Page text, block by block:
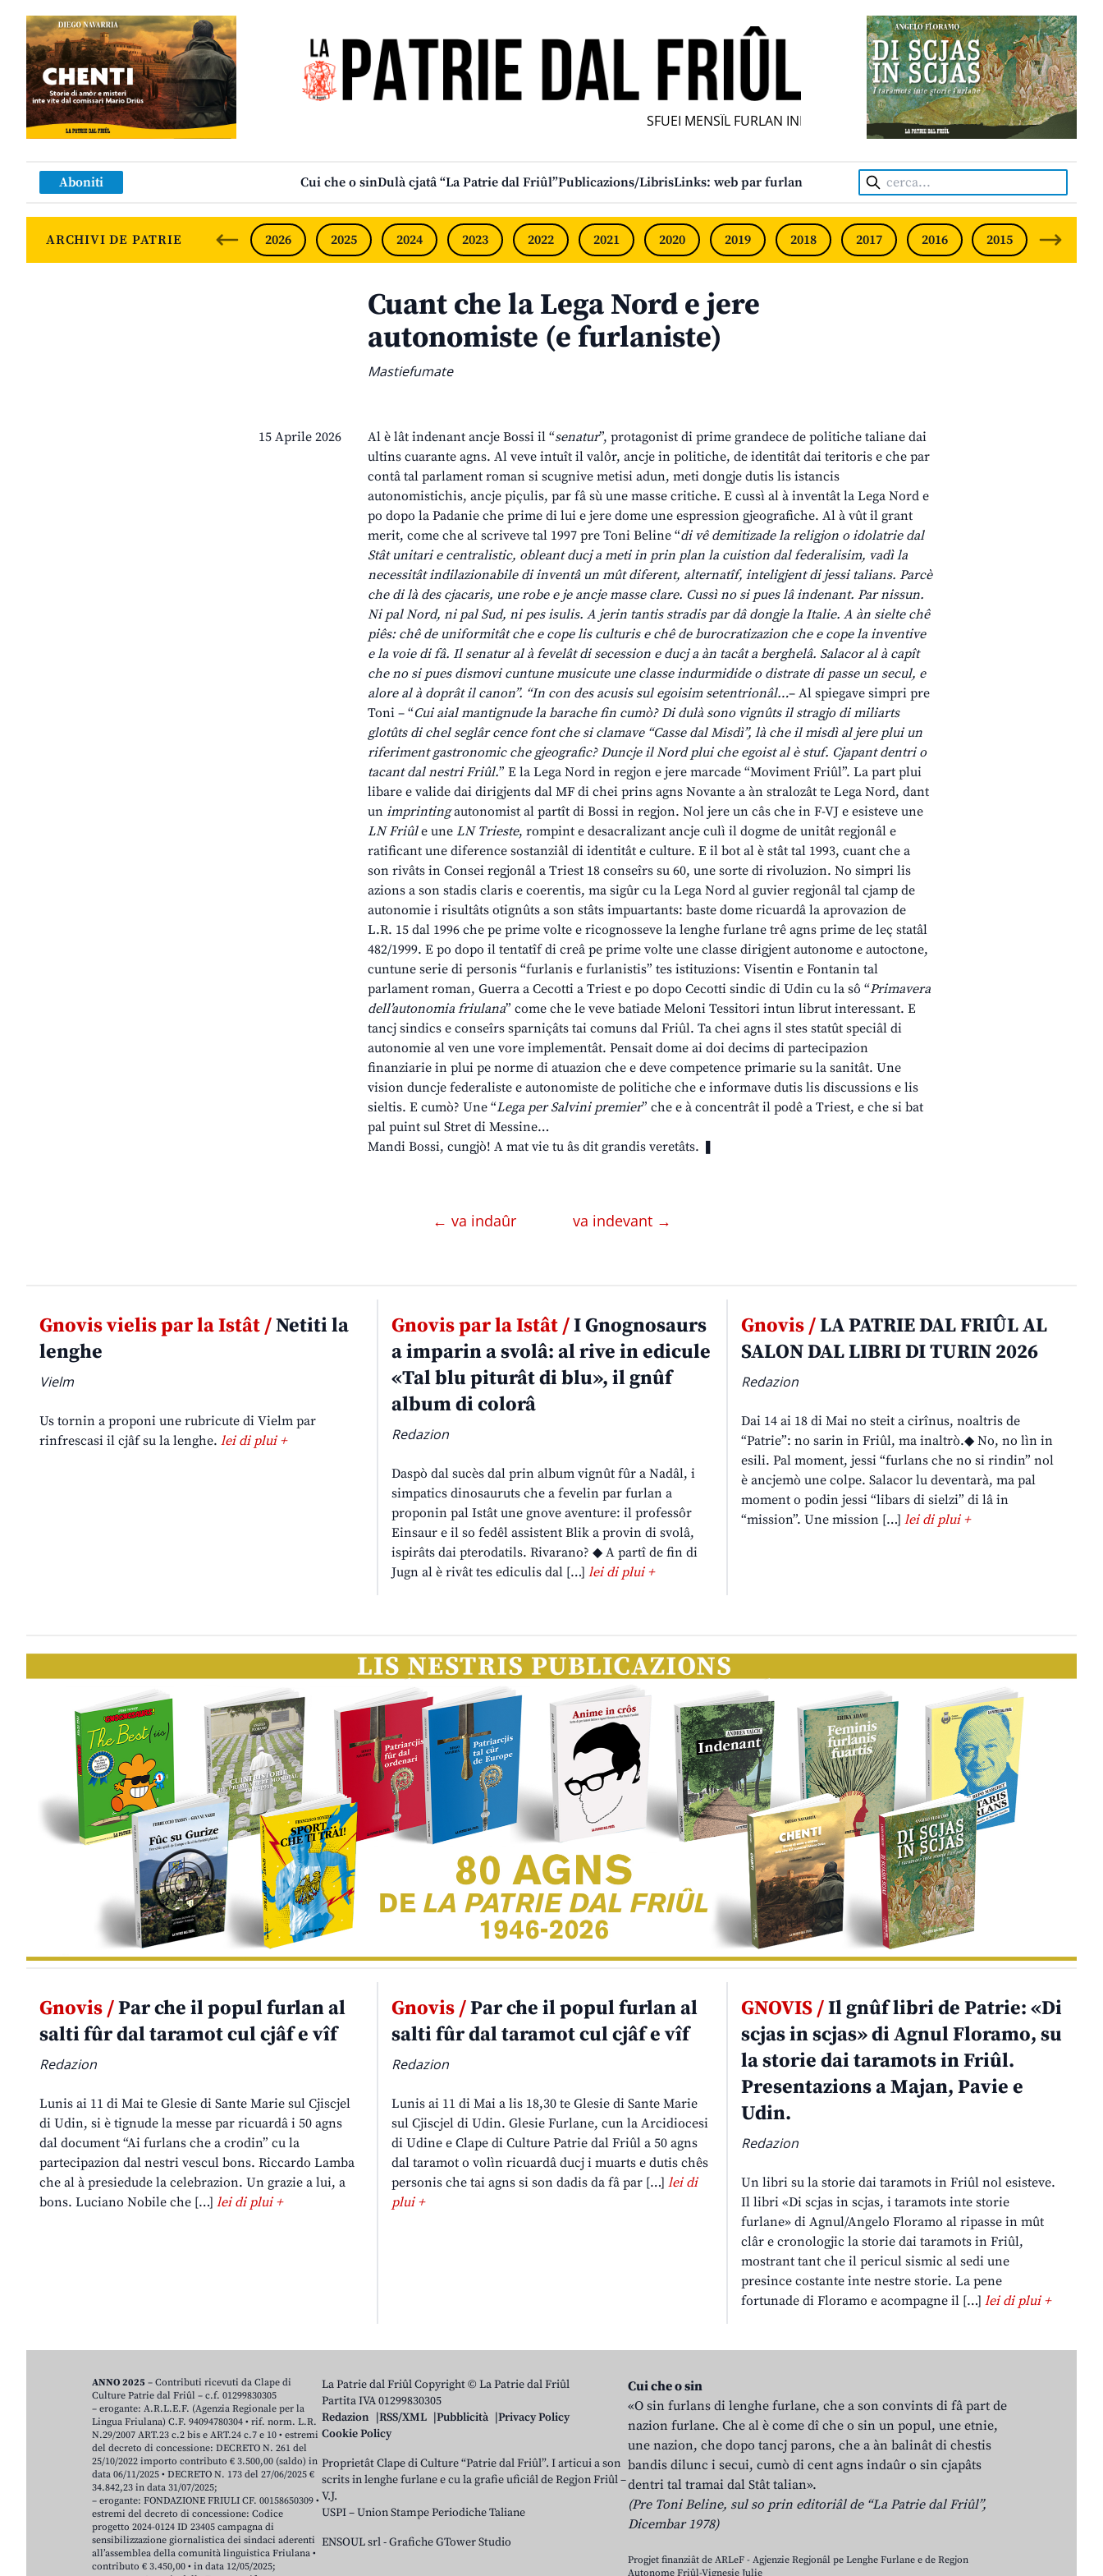
SFUEI MENSÎL FURLAN INDIPENDENT • INDEPENDENT FRIULIAN MONTHLY •
Aboniti Cui che o sinDulà cjatâ “La Patrie dal Friûl”Publicazions/LibrisLinks: web par furlan Cerca:
ARCHIVI DE PATRIE 2026 2025 2024 2023 2022 2021 2020 2019 2018 2017 2016 2015 2014
Cuant che la Lega Nord e jere
autonomiste (e furlaniste)
Mastiefumate
15 Aprile 2026 Al è lât indenant ancje Bossi il “senatur”, protagonist di prime grandece de politiche taliane dai
ultins cuarante agns. Al veve intuît il valôr, ancje in politiche, de identitât dai teritoris e che par
contâ tal parlament roman si scugnive metisi adun, meti dongje dutis lis istancis
autonomistichis, ancje piçulis, par fâ sù une masse critiche. E cussì al à inventât la Lega Nord e
po dopo la Padanie che prime di lui e jere dome une espression gjeografiche. Al à vût il grant
merit, come che al scriveve tal 1997 pre Toni Beline “di vê demitizade la religjon o idolatrie dal
Stât unitari e centralistic, obleant ducj a meti in prin plan la cuistion dal federalisim, vadì la
necessitât indilazionabile di inventâ un mût diferent, alternatîf, inteligjent di jessi talians. Parcè
che di là des cjacaris, une robe e je ancje masse clare. Cussì no si pues lâ indenant. Par nissun.
Ni pal Nord, ni pal Sud, ni pes isulis. A jerin tantis stradis par dâ dongje la Italie. A àn sielte chê
piês: chê de uniformitât che e cope lis culturis e chê de burocratizazion che e cope la inventive
e la voie di fâ. Il senatur al à fevelât di secession e ducj a àn tacât a berghelâ. Salacor al à capît
che no si pues dismovi cuntune musicute une classe indurmidide o distrate di passe un secul, e
alore al à doprât il canon”. “In con des acusis sul egoisim setentrionâl…– Al spiegave simpri pre
Toni – “Cui aial mantignude la barache fin cumò? Di dulà sono vignûts il stragjo di miliarts
glotûts di chel seglâr cence font che si clamave “Casse dal Misdì”, là che il misdì al jere plui un
riferiment gastronomic che gjeografic? Duncje il Nord plui che egoist al è stuf. Cjapant dentri o
tacant dal nestri Friûl.” E la Lega Nord in regjon e jere marcade “Moviment Friûl”. La part plui
libare e valide dai dirigjents dal MF di chei prins agns Novante a àn stralozât te Lega Nord, dant
un imprintingautonomist al partît di Bossi in regjon. Nol jere un câs che in F-VJ e esisteve une
LN Friûle une LN Trieste, rompint e desacralizant ancje culì il dogme de unitât regjonâl e
ratificant une diference sostanziâl di identitât e culture. E il bot al è stât tal 1993, cuant che a
son rivâts in Consei regjonâl a Triest 18 conseîrs su 60, une sorte di rivoluzion. No simpri lis
azions a son stadis claris e coerentis, ma sigûr cu la Lega Nord al guvier regjonâl tal cjamp de
autonomie i risultâts otignûts a son stâts impuartants: baste dome ricuardâ la aprovazion de
L.R. 15 dal 1996 che pe prime volte e ricognosseve la lenghe furlane trê agns prime de leç statâl
482/1999. E po dopo il tentatîf di creâ pe prime volte une classe dirigjent autonome e autoctone,
cuntune serie di personis “furlanis e furlanistis” tes istituzions: Visentin e Fontanin tal
parlament roman, Guerra a Cecotti a Triest e po dopo Cecotti sindic di Udin cu la sô “Primavera
dell’autonomia friulana” come che le veve batiade Meloni Tessitori intun librut interessant. E
tancj sindics e conseîrs sparniçâts tai comuns dal Friûl. Ta chei agns il stes statût speciâl di
autonomie al ven une vore implementât. Pensait dome ai doi decims di partecipazion
finanziarie in plui pe norme di atuazion che e deve competence primarie su la sanitât. Une
vision duncje federaliste e autonomiste de politiche che e informave dutis lis discussions e lis
sieltis. E cumò? Une “Lega per Salvini premier” che e à concentrât il podê a Triest, e che si bat
pal puint sul Stret di Messine…
Mandi Bossi, cungjò! A mat vie tu âs dit grandis veretâts. ❚
← va indaûr va indevant →
Gnovis vielis par la Istât /Netiti la
lenghe
Vielm
Us tornin a proponi une rubricute di Vielm par
rinfrescasi il cjâf su la lenghe. lei di plui +
Gnovis par la Istât /I Gnognosaurs
a imparin a svolâ: al rive in edicule
«Tal blu piturât di blu», il gnûf
album di colorâ
Redazion
Daspò dal sucès dal prin album vignût fûr a Nadâl, i
simpatics dinosauruts che a fevelin par furlan a
proponin pal Istât une gnove aventure: il professôr
Einsaur e il so fedêl assistent Blik a provin di svolâ,
ispirâts dai pterodatils. Rivarano? ◆ A partî de fin di
Jugn al è rivât tes ediculis dal […] lei di plui +
Gnovis /LA PATRIE DAL FRIÛL AL
SALON DAL LIBRI DI TURIN 2026
Redazion
Dai 14 ai 18 di Mai no steit a cirînus, noaltris de
“Patrie”: no sarin in Friûl, ma inaltrò.◆ No, no lìn in
esili. Pal moment, jessi “furlans che no si rindin” nol
è ancjemò une colpe. Salacor lu deventarà, ma pal
moment o podin jessi “libars di sielzi” di lâ in
“mission”. Une mission […]lei di plui +
Gnovis /Par che il popul furlan al
salti fûr dal taramot cul cjâf e vîf
Redazion
Lunis ai 11 di Mai te Glesie di Sante Marie sul Cjiscjel
di Udin, si è tignude la messe par ricuardâ i 50 agns
dal document “Ai furlans che a crodin” cu la
partecipazion dal nestri vescul bons. Riccardo Lamba
che al à presiedude la celebrazion. Un grazie a lui, a
bons. Luciano Nobile che […] lei di plui +
Gnovis /Par che il popul furlan al
salti fûr dal taramot cul cjâf e vîf
Redazion
Lunis ai 11 di Mai a lis 18,30 te Glesie di Sante Marie
sul Cjiscjel di Udin. Glesie Furlane, cun la Arcidiocesi
di Udine e Clape di Culture Patrie dal Friûl a 50 agns
dal taramot o volìn ricuardâ ducj i muarts e dutis chês
personis che tai agns si son dadis da fâ par […] lei di
plui +
GNOVIS /Il gnûf libri de Patrie: «Di
scjas in scjas» di Agnul Floramo, su
la storie dai taramots in Friûl.
Presentazions a Majan, Pavie e
Udin.
Redazion
Un libri su la storie dai taramots in Friûl nol esisteve.
Il libri «Di scjas in scjas, i taramots inte storie
furlane» di Agnul/Angelo Floramo al ripasse in mût
clâr e cronologjic la storie dai taramots in Friûl,
mostrant tant che il pericul sismic al sedi une
presince costante inte nestre storie. La pene
fortunade di Floramo e acompagne il […]lei di plui +
La Patrie dal Friûl Copyright © La Patrie dal Friûl
Partita IVA 01299830305
Redazion
RSS/XML Pubblicità
Privacy Policy
Cookie Policy
Proprietât Clape di Culture “Patrie dal Friûl”. I articui a son
scrits in lenghe furlane e cu la grafie uficiâl de Regjon Friûl –
V.J.
USPI – Union Stampe Periodiche Taliane
ENSOUL srl-Grafiche GTower Studio
Cui che o sin
«O sin furlans di lenghe furlane, che a son convints di fâ part de
nazion furlane. Che al è come dî che o sin un popul, une etnie,
une nazion, che dopo tancj parons, che a àn balinât di chestis
bandis dilunc i secui, cumò di cent agns indaûr o sin cjapâts
dentri tal tramai dal Stât talian».
(Pre Toni Beline, sul so prin editoriâl de “La Patrie dal Friûl”,
Dicembar 1978)
Progjet finanziât de ARLeF - Agjenzie Regjonâl pe Lenghe Furlane e de Regjon
Autonome Friûl-Vignesie Julie
ANNO 2025 – Contributi ricevuti da Clape di
Culture Patrie dal Friûl – c.f. 01299830305
– erogante: A.R.L.E.F. (Agenzia Regionale per la
Lingua Friulana) C.F. 94094780304 • rif. norm. L.R.
N.29/2007 ART.23 c.2 bis e ART.24 c.7 e 10 • estremi
del decreto di concessione: DECRETO N. 261 del
25/10/2022 importo contributo € 3.500,00 (saldo) in
data 06/11/2025 • DECRETO N. 173 del 27/06/2025 €
34.842,23 in data 31/07/2025;
– erogante: FONDAZIONE FRIULI CF. 00158650309 •
estremi del decreto di concessione: Codice
progetto 2024-0124 ID 23405 campagna di
sensibilizzazione giornalistica dei sindaci aderenti
all’assemblea della comunità linguistica Friulana •
contributo € 3.450,00 • in data 12/05/2025;